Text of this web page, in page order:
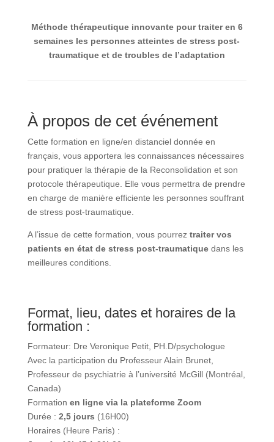
Méthode thérapeutique innovante pour traiter
en 6 semaines les personnes atteintes de stress
post-traumatique et de troubles de l’adaptation
À propos de cet événement
Cette formation en ligne/en distanciel donnée en
français, vous apportera les connaissances
nécessaires pour pratiquer la thérapie de la
Reconsolidation et son protocole thérapeutique. Elle
vous permettra de prendre en charge de manière
efficiente les personnes souffrant de stress post-
A l’issue de cette formation, vous pourreztraiter vos
patients en état de stress post-
Format, lieu, dates et horaires de
la formation :
Formateur:Dre Veronique Petit, PH.D/psychologue
Avec la participation du Professeur Alain Brunet,
Professeur de psychiatrie à l’université McGill
(Montréal, Canada)
Formation en ligne via la plateforme Zoom
Durée :2,5 jours(16H00)